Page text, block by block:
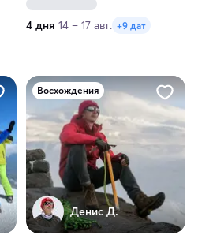
4 дня 14 – 17 авг. +9 дат
Восхождения
Денис Д.